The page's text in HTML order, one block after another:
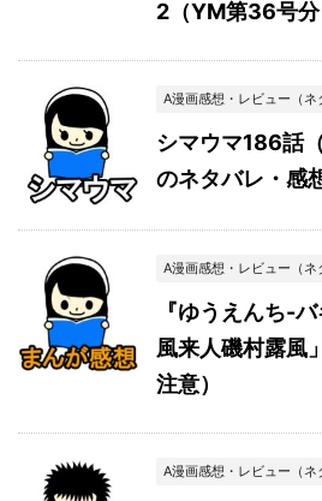
2（YM第36号分
A漫画感想・レビュー（ネ
シマウマ186話
のネタバレ・感
A漫画感想・レビュー（ネ
『ゆうえんち-
風来人磯村露風
注意）
A漫画感想・レビュー（ネ